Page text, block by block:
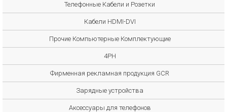
Телефонные Кабели и Розетки
Кабели HDMI-DVI
Прочие Компьютерные Комплектующие
4PH
Фирменная рекламная продукция GCR
Зарядные устройства
Аксессуары для телефонов